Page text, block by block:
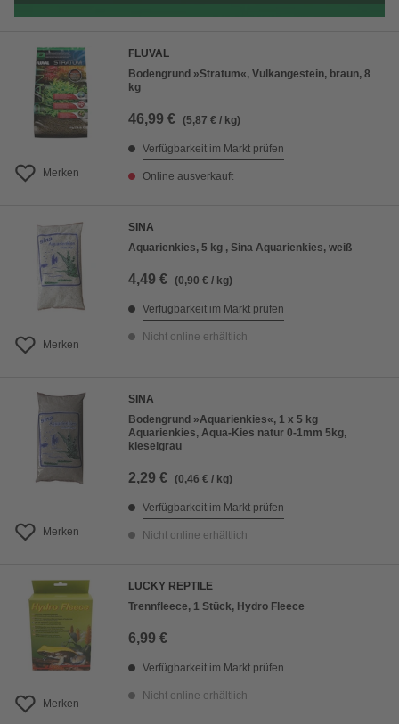
Merken
FLUVAL
Bodengrund »Stratum«, Vulkangestein, braun, 8
kg
46,99 € (5,87 € / kg)
Verfügbarkeit im Markt prüfen
Online ausverkauft
Merken
SINA
Aquarienkies, 5 kg , Sina Aquarienkies, weiß
4,49 € (0,90 € / kg)
Verfügbarkeit im Markt prüfen
Nicht online erhältlich
Merken
SINA
Bodengrund »Aquarienkies«, 1 x 5 kg
Aquarienkies, Aqua-Kies natur 0-1mm 5kg,
kieselgrau
2,29 € (0,46 € / kg)
Verfügbarkeit im Markt prüfen
Nicht online erhältlich
Merken
LUCKY REPTILE
Trennfleece, 1 Stück, Hydro Fleece
6,99 €
Verfügbarkeit im Markt prüfen
Nicht online erhältlich